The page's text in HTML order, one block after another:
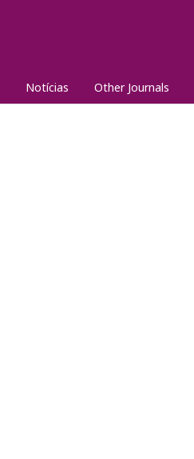
Notícias Other Journals